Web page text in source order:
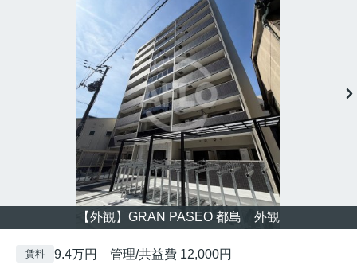
【外観】GRAN PASEO 都島 外観
賃料 9.4万円 管理/共益費 12,000円